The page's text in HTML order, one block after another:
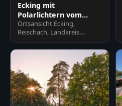
Ecking mit
Polarlichtern vom
19.01.26, Reischach,
Altötting
Ortsansicht Ecking,
Reischach, Landkreis
Altötting, Oberbayern.
Faszinierendes Polarlicht